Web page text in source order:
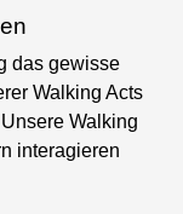
das gewisse
Walking Acts
Walking
interagieren